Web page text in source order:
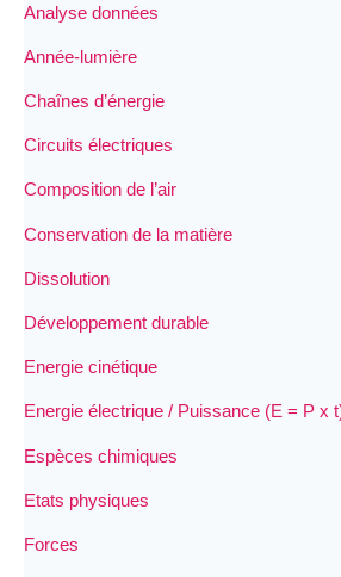
Analyse données
Année-lumière
Chaînes d’énergie
Circuits électriques
Composition de l’air
Conservation de la matière
Dissolution
Développement durable
Energie cinétique
Energie électrique / Puissance (E = P x
Espèces chimiques
Etats physiques
Forces